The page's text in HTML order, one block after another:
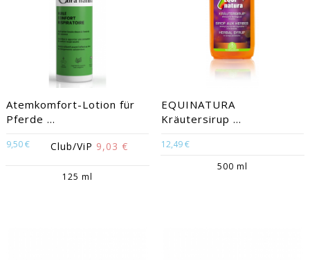
Atemkomfort-Lotion für
Pferde ...
9,50 € Club/ViP 9,03 €
125 ml
EQUINATURA
Kräutersirup ...
12,49 €
500 ml